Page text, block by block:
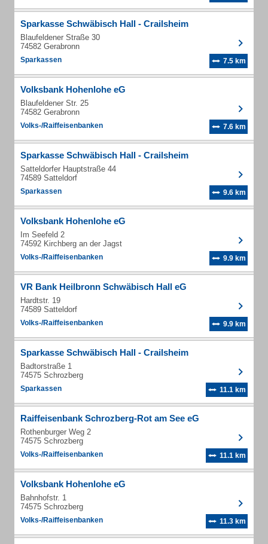
Sparkasse Schwäbisch Hall - Crailsheim
Blaufeldener Straße 30
74582 Gerabronn
Sparkassen 7.5 km
Volksbank Hohenlohe eG
Blaufeldener Str. 25
74582 Gerabronn
Volks-/Raiffeisenbanken 7.6 km
Sparkasse Schwäbisch Hall - Crailsheim
Satteldorfer Hauptstraße 44
74589 Satteldorf
Sparkassen 9.6 km
Volksbank Hohenlohe eG
Im Seefeld 2
74592 Kirchberg an der Jagst
Volks-/Raiffeisenbanken 9.9 km
VR Bank Heilbronn Schwäbisch Hall eG
Hardtstr. 19
74589 Satteldorf
Volks-/Raiffeisenbanken 9.9 km
Sparkasse Schwäbisch Hall - Crailsheim
Badtorstraße 1
74575 Schrozberg
Sparkassen 11.1 km
Raiffeisenbank Schrozberg-Rot am See eG
Rothenburger Weg 2
74575 Schrozberg
Volks-/Raiffeisenbanken 11.1 km
Volksbank Hohenlohe eG
Bahnhofstr. 1
74575 Schrozberg
Volks-/Raiffeisenbanken 11.3 km